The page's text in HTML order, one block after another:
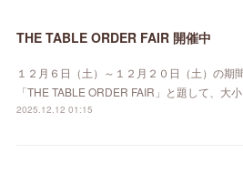
THE TABLE ORDER FAIR 開催中
１２月６日（土）～１２月２０日（土）の期間
「THE TABLE ORDER FAIR」と題して、大
2025.12.12 01:15